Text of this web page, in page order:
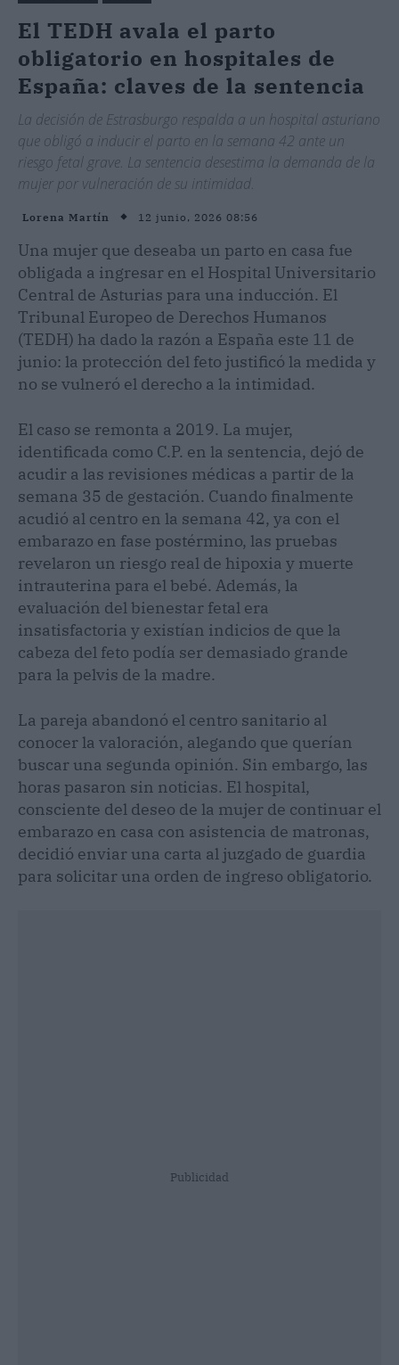
El TEDH avala el parto
obligatorio en hospitales de
España: claves de la sentencia
La decisión de Estrasburgo respalda a un hospital asturiano
que obligó a inducir el parto en la semana 42 ante un
riesgo fetal grave. La sentencia desestima la demanda de la
mujer por vulneración de su intimidad.
Lorena Martín 12 junio, 2026 08:56
Una mujer que deseaba un parto en casa fue
obligada a ingresar en el Hospital Universitario
Central de Asturias para una inducción. El
Tribunal Europeo de Derechos Humanos
(TEDH) ha dado la razón a España este 11 de
junio: la protección del feto justificó la medida y
no se vulneró el derecho a la intimidad.
El caso se remonta a 2019. La mujer,
identificada como C.P. en la sentencia, dejó de
acudir a las revisiones médicas a partir de la
semana 35 de gestación. Cuando finalmente
acudió al centro en la semana 42, ya con el
embarazo en fase postérmino, las pruebas
revelaron un riesgo real de hipoxia y muerte
intrauterina para el bebé. Además, la
evaluación del bienestar fetal era
insatisfactoria y existían indicios de que la
cabeza del feto podía ser demasiado grande
para la pelvis de la madre.
La pareja abandonó el centro sanitario al
conocer la valoración, alegando que querían
buscar una segunda opinión. Sin embargo, las
horas pasaron sin noticias. El hospital,
consciente del deseo de la mujer de continuar el
embarazo en casa con asistencia de matronas,
decidió enviar una carta al juzgado de guardia
para solicitar una orden de ingreso obligatorio.
Publicidad